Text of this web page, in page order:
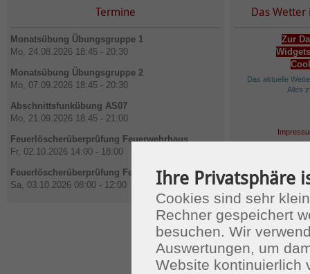
Termine
Monatsübung Übungsgruppe 1
Mo, 24.08.2026 18:45 - 20:30
Monatsübung Übungsgruppe 2
Mo, 07.09.2026 18:45 - 20:30
Abschnittsfunkübung AS07
Mo, 21.09.2026 18:45 - 21:00
Feuerlöscherüberprüfung Feuerwehrhaus
Fr, 02.10.2026 14:00 - 18:00
Feuerlöscherüberprüfung Feuerwehrhaus
Sa, 03.10.2026 08:00 - 12:00
Das Wetter
Zur
Das aktuelle
Alles
Ihre Privatsphäre
Cookies sind sehr
Rechner gespeichert
besuchen. Wir
Auswertungen, um
Website kontinuierlich